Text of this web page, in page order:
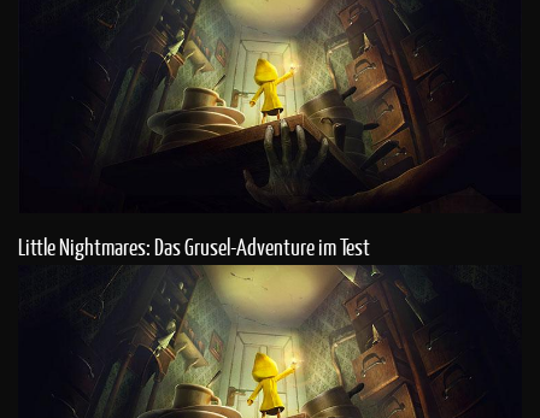
Little Nightmares: Das Grusel-Adventure im Test